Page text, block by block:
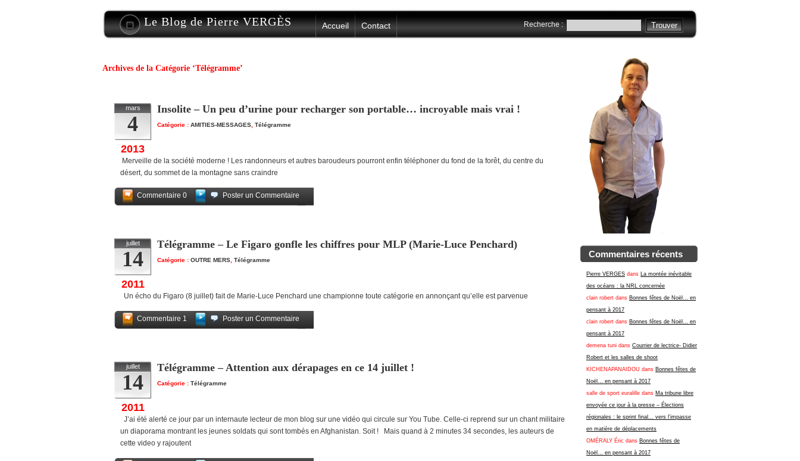
Le Blog de Pierre VERGÈS Accueil Contact Recherche :
Commentaires récents
Pierre VERGES dans La montée inévitable
des océans : la NRL concernée
clain robert dans Bonnes fêtes de Noël… en
pensant à 2017
clain robert dans Bonnes fêtes de Noël… en
pensant à 2017
demena tuni dans Courrier de lectrice- Didier
Robert et les salles de shoot
KICHENAPANAIDOU dans Bonnes fêtes de
Noël… en pensant à 2017
salle de sport euralille dans Ma tribune libre
envoyée ce jour à la presse – Élections
régionales : le sprint final… vers l’impasse
en matière de déplacements
OMÉRALY Éric dans Bonnes fêtes de
Noël… en pensant à 2017
Archives de la Catégorie ‘Télégramme’
mars
4
2013
Insolite – Un peu d’urine pour recharger son portable… incroyable mais vrai !
Catégorie : AMITIES-MESSAGES Télégramme
Merveille de la société moderne ! Les randonneurs et autres baroudeurs pourront enfin téléphoner du fond de la forêt, du centre du
désert, du sommet de la montagne sans craindre
Commentaire 0
Poster un Commentaire
juillet
14
2011
Télégramme – Le Figaro gonfle les chiffres pour MLP (Marie-Luce Penchard)
Catégorie : OUTRE MERS Télégramme
Un écho du Figaro (8 juillet) fait de Marie-Luce Penchard une championne toute catégorie en annonçant qu’elle est parvenue
Commentaire 1
Poster un Commentaire
juillet
14
2011
Télégramme – Attention aux dérapages en ce 14 juillet !
Catégorie : Télégramme
J’ai été alerté ce jour par un internaute lecteur de mon blog sur une vidéo qui circule sur You Tube. Celle-ci reprend sur un chant militaire
un diaporama montrant les jeunes soldats qui sont tombés en Afghanistan. Soit ! Mais quand à 2 minutes 34 secondes, les auteurs de
cette video y rajoutent